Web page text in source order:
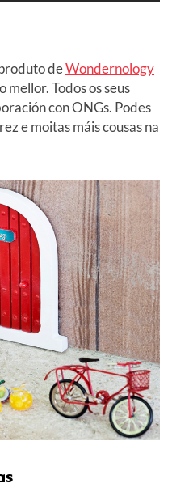
deWondernology
Todos os seus
con ONGs. Podes
e moitas máis cousas na